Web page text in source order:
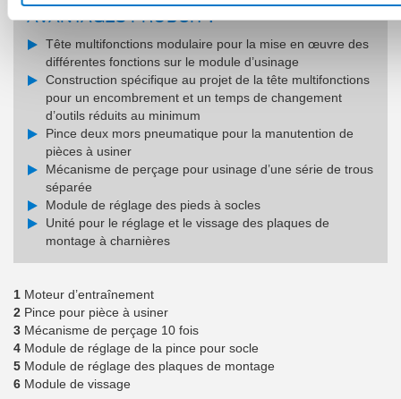
AVANTAGES PRODUIT :
Tête multifonctions modulaire pour la mise en œuvre des
différentes fonctions sur le module d’usinage
Construction spécifique au projet de la tête multifonctions
pour un encombrement et un temps de changement
d’outils réduits au minimum
Pince deux mors pneumatique pour la manutention de
pièces à usiner
Mécanisme de perçage pour usinage d’une série de trous
séparée
Module de réglage des pieds à socles
Unité pour le réglage et le vissage des plaques de
montage à charnières
1 Moteur d’entraînement
2 Pince pour pièce à usiner
3 Mécanisme de perçage 10 fois
4 Module de réglage de la pince pour socle
5 Module de réglage des plaques de montage
6 Module de vissage